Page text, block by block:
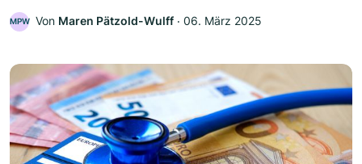
MPW Von Maren Pätzold-Wulff ‧ 06. März 2025